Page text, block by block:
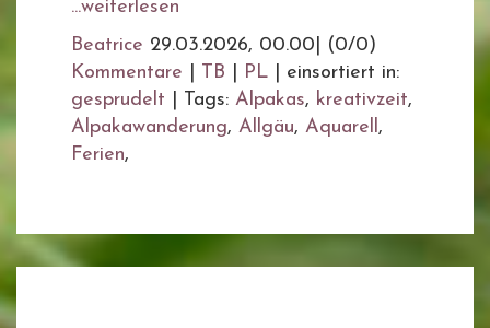
...weiterlesen
Beatrice 29.03.2026, 00.00
(0/0)
Kommentare
TB PL
einsortiert in:
gesprudelt
Tags: Alpakas, kreativzeit,
Alpakawanderung, Allgäu, Aquarell,
Ferien,